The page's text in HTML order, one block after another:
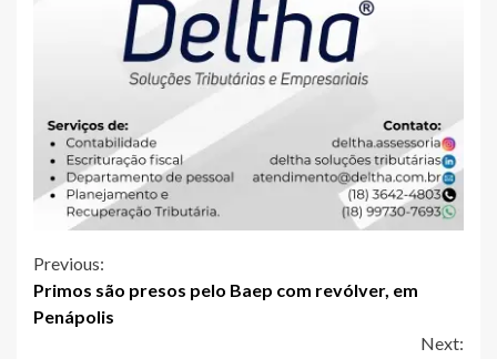
Continue
Reading
Previous:
Primos são presos pelo Baep com revólver, em
Penápolis
Next: